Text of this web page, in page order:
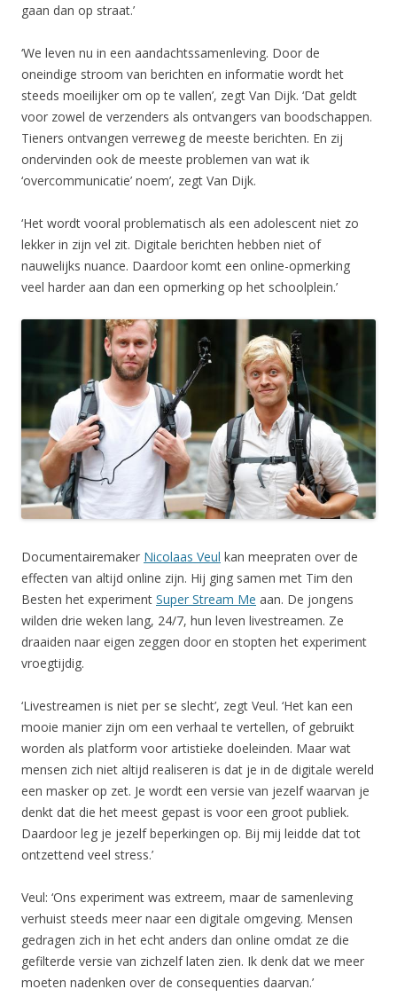
gaan dan op straat.’
‘We leven nu in een aandachtssamenleving. Door de
oneindige stroom van berichten en informatie wordt het
steeds moeilijker om op te vallen’, zegt Van Dijk. ‘Dat geldt
voor zowel de verzenders als ontvangers van boodschappen.
Tieners ontvangen verreweg de meeste berichten. En zij
ondervinden ook de meeste problemen van wat ik
‘overcommunicatie’ noem’, zegt Van Dijk.
‘Het wordt vooral problematisch als een adolescent niet zo
lekker in zijn vel zit. Digitale berichten hebben niet of
nauwelijks nuance. Daardoor komt een online-opmerking
veel harder aan dan een opmerking op het schoolplein.’
Documentairemaker Nicolaas Veul kan meepraten over de
effecten van altijd online zijn. Hij ging samen met Tim den
Besten het experiment Super Stream Me aan. De jongens
wilden drie weken lang, 24/7, hun leven livestreamen. Ze
draaiden naar eigen zeggen door en stopten het experiment
vroegtijdig.
‘Livestreamen is niet per se slecht’, zegt Veul. ‘Het kan een
mooie manier zijn om een verhaal te vertellen, of gebruikt
worden als platform voor artistieke doeleinden. Maar wat
mensen zich niet altijd realiseren is dat je in de digitale wereld
een masker op zet. Je wordt een versie van jezelf waarvan je
denkt dat die het meest gepast is voor een groot publiek.
Daardoor leg je jezelf beperkingen op. Bij mij leidde dat tot
ontzettend veel stress.’
Veul: ‘Ons experiment was extreem, maar de samenleving
verhuist steeds meer naar een digitale omgeving. Mensen
gedragen zich in het echt anders dan online omdat ze die
gefilterde versie van zichzelf laten zien. Ik denk dat we meer
moeten nadenken over de consequenties daarvan.’